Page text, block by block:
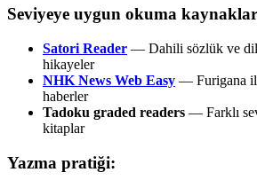
Seviyeye uygun okuma
Satori Reader — Dahili sözlük ve
hikayeler
NHK News Web Easy — Furigana
haberler
Tadoku graded readers — Farklı
kitaplar
Yazma pratiği: